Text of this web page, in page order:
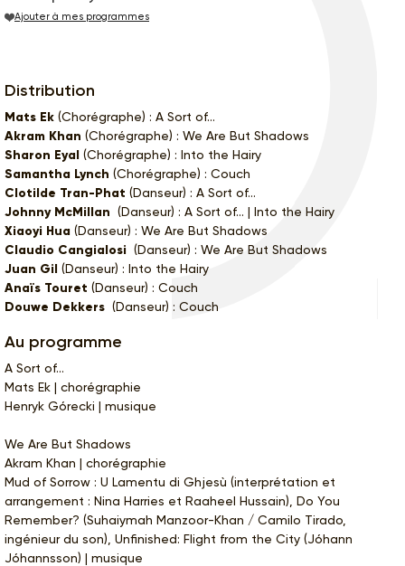
Ajouter à mes programmes
Distribution
Mats Ek (Chorégraphe) : A Sort of...
Akram Khan (Chorégraphe) : We Are But Shadows
Sharon Eyal (Chorégraphe) : Into the Hairy
Samantha Lynch (Chorégraphe) : Couch
Clotilde Tran-Phat (Danseur) : A Sort of...
Johnny McMillan (Danseur) : A Sort of... | Into the Hairy
Xiaoyi Hua (Danseur) : We Are But Shadows
Claudio Cangialosi (Danseur) : We Are But Shadows
Juan Gil (Danseur) : Into the Hairy
Anaïs Touret (Danseur) : Couch
Douwe Dekkers (Danseur) : Couch
Au programme
A Sort of...
Mats Ek | chorégraphie
Henryk Górecki | musique
We Are But Shadows
Akram Khan | chorégraphie
Mud of Sorrow : U Lamentu di Ghjesù (interprétation et
arrangement : Nina Harries et Raaheel Hussain), Do You
Remember? (Suhaiymah Manzoor-Khan / Camilo Tirado,
ingénieur du son), Unfinished: Flight from the City (Jóhann
Jóhannsson) | musique